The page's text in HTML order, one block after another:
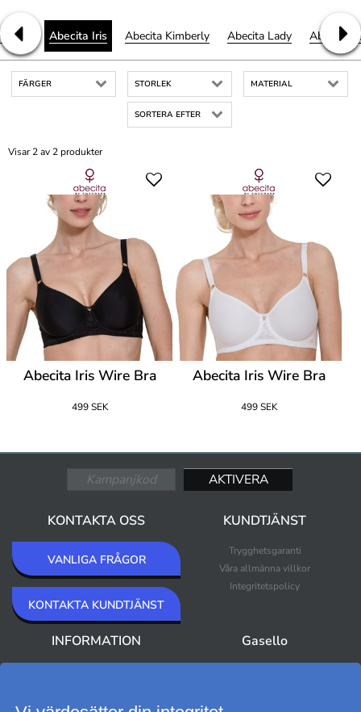
Abecita Iris Abecita Kimberly Abecita Lady Abecita
FÄRGER STORLEK MATERIAL
SORTERA EFTER
Visar 2 av 2 produkter
Abecita Iris Wire Bra
499 SEK
Abecita Iris Wire Bra
499 SEK
KONTAKTA OSS
VANLIGA FRÅGOR
KONTAKTA KUNDTJÄNST
KUNDTJÄNST
Trygghetsgaranti
Våra allmänna villkor
Integritetspolicy
INFORMATION Gasello